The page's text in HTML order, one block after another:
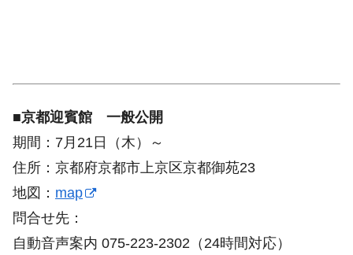
■京都迎賓館 一般公開
期間：7月21日（木）～
住所：京都府京都市上京区京都御苑23
地図： map
問合せ先：
自動音声案内 075-223-2302（24時間対応）